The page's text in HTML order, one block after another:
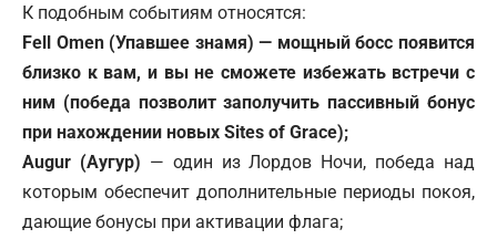
К подобным событиям относятся:
Fell Omen (Упавшее знамя)— мощный босс появится
близко к вам, и вы не сможете избежать встречи с
ним (победа позволит заполучить пассивный бонус
при нахождении новых Sites of Grace);
Augur (Аугур) — один из Лордов Ночи, победа над
которым обеспечит дополнительные периоды покоя,
дающие бонусы при активации флага;